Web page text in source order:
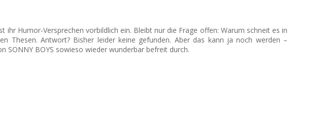
Humor-Versprechen vorbildlich ein. Bleibt nur die Frage offen: Warum schneit es in
Thesen. Antwort? Bisher leider keine gefunden. Aber das kann ja noch werden –
SONNY BOYS sowieso wieder wunderbar befreit durch.